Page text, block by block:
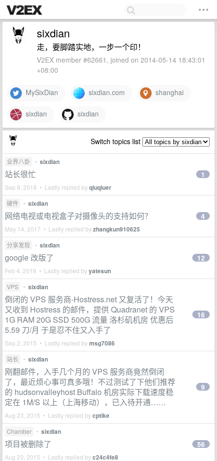
sixdian
走，要脚踏实地，一步一个印！
V2EX member #62661, joined on 2014-05-14 18:43:01
+08:00
MySixDian sixdian.com shanghai
sixdian sixdian
Switch topics list
业界八卦 • sixdian
站长很忙
Sep 6, 2018 • Lastly replied byqiuqiuer
1
硬件 • sixdian
网络电视或电视盒子对摄像头的支持如何？
May 14, 2017 • Lastly replied byzhangkun910625
4
分享发现 • sixdian
google 改版了
Feb 4, 2016 • Lastly replied byyatesun
12
VPS • sixdian
倒闭的 VPS 服务商-Hostress.net 又复活了！今天
又收到 Hostress 的邮件，提供 Quadranet 的 VPS
1G RAM 20G SSD 500G 流量 洛杉矶机房 优惠后
5.59 刀/月 于是忍不住又入手了
Sep 2, 2015 • Lastly replied bymsg7086
16
站长 • sixdian
刚翻邮件，入手几个月的 VPS 服务商竟然倒闭
了，最近烦心事可真多哦！不过测试了下他们推荐
的 hudsonvalleyhost Buffalo 机房实际下载速度稳
定在 1M/S 以上（上海移动），已入待开通……
Aug 23, 2015 • Lastly replied bycptike
9
Chamber • sixdian
项目被删除了
Aug 23, 2015 • Lastly replied byc24c4fe8
56